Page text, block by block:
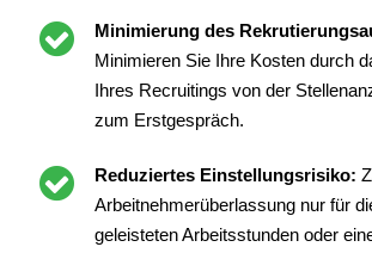
Minimierung des
Minimieren Sie Ihre Kosten durch
Ihres Recruitings von der
zum Erstgespräch.
Reduziertes Einstellungsrisiko:
Arbeitnehmerüberlassung nur für
geleisteten Arbeitsstunden oder